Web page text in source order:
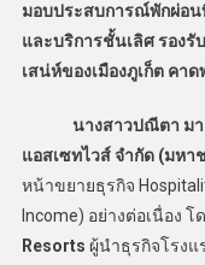
มอบประสบการณ์พักผ่อ
และบริการชั้นเลิศ รอง
เสน่ห์ของเมืองภูเก็ต คาด
นางสาวปณีตา มา
แอสเซทไวส์ จำกัด (มหา
หน้าขยายธุรกิจ
Income) อย่างต่อเนื่อง
Resorts ผู้นำธุรกิจโรง